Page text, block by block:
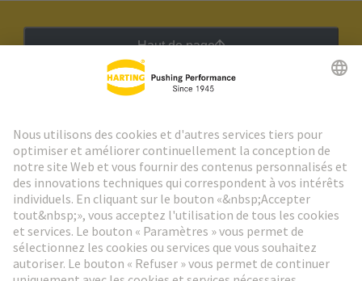
Haut de page
Aller à l'inscription
Social Media